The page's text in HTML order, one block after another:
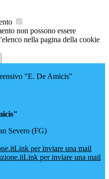
non possono essere
nella pagina della cookie
"E. De Amicis"
Severo (FG)
Link per inviare una mail
Link per inviare una mail